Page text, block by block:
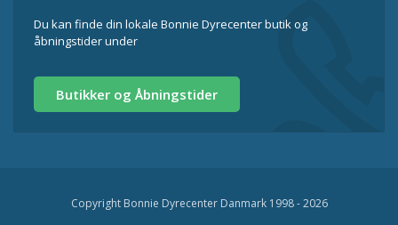
Du kan finde din lokale Bonnie Dyrecenter butik og
åbningstider under
Butikker og Åbningstider
Copyright Bonnie Dyrecenter Danmark 1998 - 2026